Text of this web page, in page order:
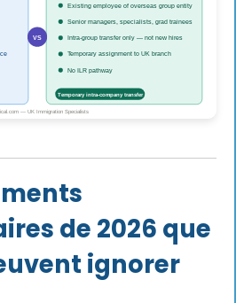
de 2026 que
ignorer